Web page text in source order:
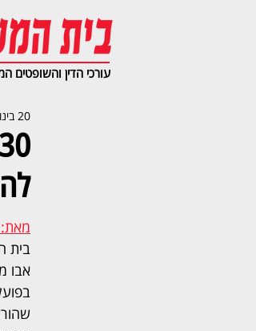
עורכי הדין והשופטים
20 בינו׳
בית